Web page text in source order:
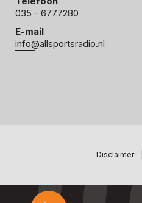
035 - 6777280
E-mail
info@allsportsradio.nl
Disclaimer